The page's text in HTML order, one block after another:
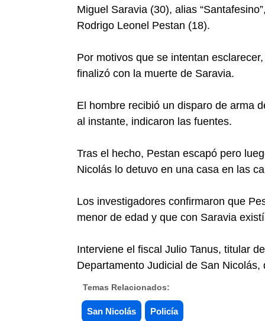
Miguel Saravia (30), alias
Rodrigo Leonel Pestan (18).
Por motivos que se intentan
finalizó con la muerte de Saravia.
El hombre recibió un disparo de arma
al instante, indicaron las fuentes.
Tras el hecho, Pestan escapó pero
Nicolás lo detuvo en una casa en las
Los investigadores confirmaron que
menor de edad y que con Saravia
Interviene el fiscal Julio Tanus, titular
Departamento Judicial de San Nicolás,
Temas Relacionados:
San Nicolás Policía